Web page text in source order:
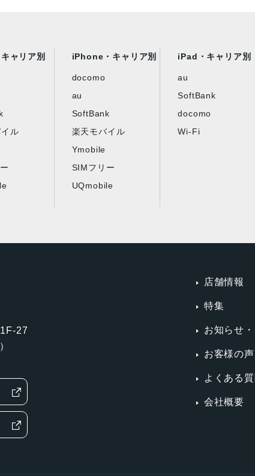
ャリア別
ル
iPhone・キャリア別
docomo
au
SoftBank
楽天モバイル
Ymobile
SIMフリー
UQmobile
iPad・キャリア別
au
SoftBank
docomo
Wi-Fi
27
店舗情報
特集
お知らせ
お客様の声
よくある質
会社概要